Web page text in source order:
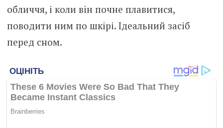
обличчя, і коли він почне плавитися,
поводити ним по шкірі. Ідеальний засіб
перед сном.